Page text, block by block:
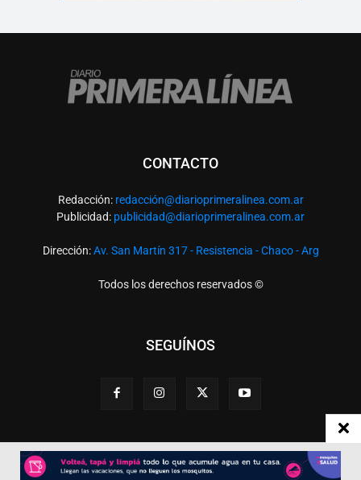
CONTACTO
Redacción: redacción@diarioprimeralinea.com.ar
Publicidad: publicidad@diarioprimeralinea.com.ar
Dirección:Av. San Martín 317 - Resistencia - Chaco - Arg
Todos los derechos reservados ©
SEGUÍNOS
Desarrollado porTP. Web Studio